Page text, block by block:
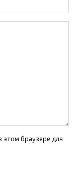
этом браузере для